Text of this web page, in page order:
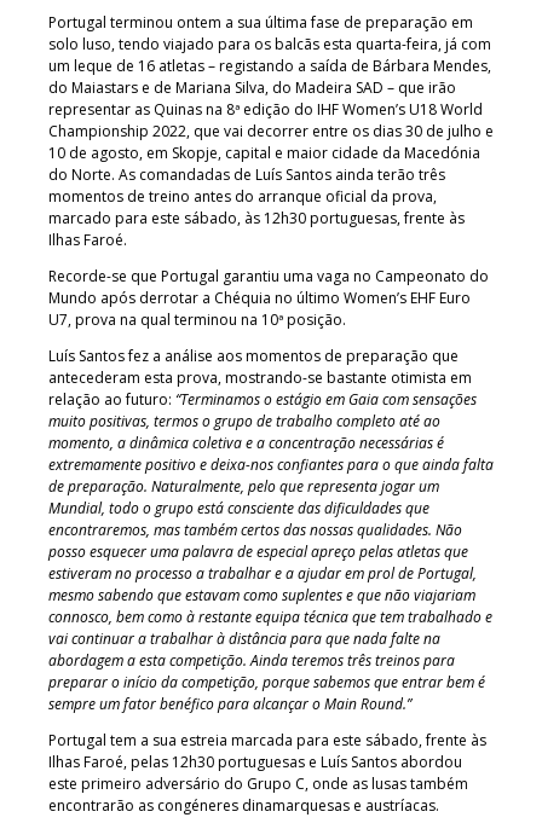
Portugal terminou ontem a sua última fase de preparação em
solo luso, tendo viajado para os balcãs esta quarta-feira, já com
um leque de 16 atletas – registando a saída de Bárbara Mendes,
do Maiastars e de Mariana Silva, do Madeira SAD – que irão
representar as Quinas na 8ª edição do IHF Women’s U18 World
Championship 2022, que vai decorrer entre os dias 30 de julho e
10 de agosto, em Skopje, capital e maior cidade da Macedónia
do Norte. As comandadas de Luís Santos ainda terão três
momentos de treino antes do arranque oficial da prova,
marcado para este sábado, às 12h30 portuguesas, frente às
Ilhas Faroé.
Recorde-se que Portugal garantiu uma vaga no Campeonato do
Mundo após derrotar a Chéquia no último Women’s EHF Euro
U7, prova na qual terminou na 10ª posição.
Luís Santos fez a análise aos momentos de preparação que
antecederam esta prova, mostrando-se bastante otimista em
relação ao futuro: “Terminamos o estágio em Gaia com sensações
muito positivas, termos o grupo de trabalho completo até ao
momento, a dinâmica coletiva e a concentração necessárias é
extremamente positivo e deixa-nos confiantes para o que ainda falta
de preparação. Naturalmente, pelo que representa jogar um
Mundial, todo o grupo está consciente das dificuldades que
encontraremos, mas também certos das nossas qualidades. Não
posso esquecer uma palavra de especial apreço pelas atletas que
estiveram no processo a trabalhar e a ajudar em prol de Portugal,
mesmo sabendo que estavam como suplentes e que não viajariam
connosco, bem como à restante equipa técnica que tem trabalhado e
vai continuar a trabalhar à distância para que nada falte na
abordagem a esta competição. Ainda teremos três treinos para
preparar o início da competição, porque sabemos que entrar bem é
sempre um fator benéfico para alcançar o Main Round.”
Portugal tem a sua estreia marcada para este sábado, frente às
Ilhas Faroé, pelas 12h30 portuguesas e Luís Santos abordou
este primeiro adversário do Grupo C, onde as lusas também
encontrarão as congéneres dinamarquesas e austríacas.